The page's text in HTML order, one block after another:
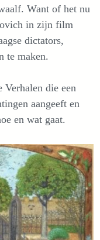
Want of het nu
in zijn film
dictators,
te maken.
Verhalen die een
aangeeft en
en wat gaat.